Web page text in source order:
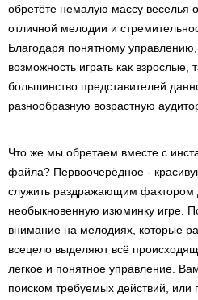
обретёте немалую массу веселья
отличной мелодии и
Благодаря понятному
возможность играть как взрослые,
большинство представителей
разнообразную возрастную
Что же мы обретаем вместе с
файла? Первоочерёдное -
служить раздражающим фактором
необыкновенную изюминку игре.
внимание на мелодиях, которые
всецело выделяют всё
легкое и понятное управление.
поиском требуемых действий, или